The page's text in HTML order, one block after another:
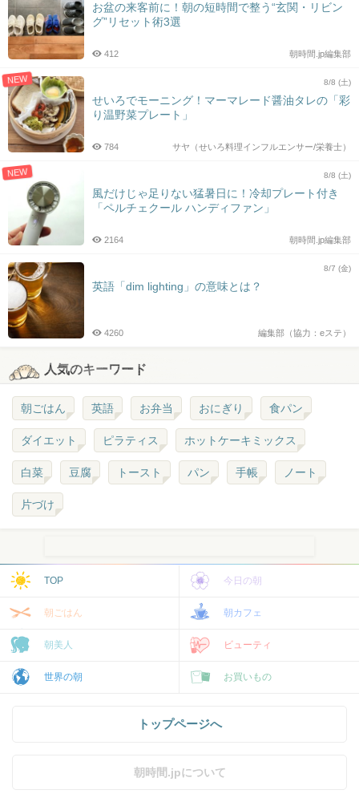
お盆の来客前に！朝の短時間で整う“玄関・リビン
グ”リセット術3選
朝時間.jp編集部
412
NEW 8/8 (土)
せいろでモーニング！マーマレード醤油タレの「彩
り温野菜プレート」
サヤ（せいろ料理インフルエンサー/栄養士）
784
NEW 8/8 (土)
風だけじゃ足りない猛暑日に！冷却プレート付き
「ペルチェクール ハンディファン」
朝時間.jp編集部
2164
8/7 (金)
英語「dim lighting」の意味とは？
編集部（協力：eステ）
4260
人気のキーワード
朝ごはん 英語 お弁当 おにぎり 食パン
ダイエット ピラティス ホットケーキミックス
白菜 豆腐 トースト パン 手帳 ノート
片づけ
TOP 今日の朝
朝ごはん 朝カフェ
朝美人 ビューティ
世界の朝 お買いもの
トップページへ
朝時間.jpについて